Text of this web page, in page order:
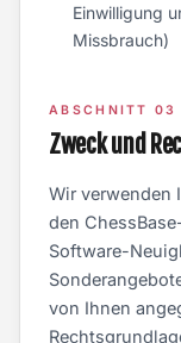
Einwilligung
Missbrauch)
ABSCHNITT 03
Zweck und
Wir verwenden
den
Software-
von Ihnen